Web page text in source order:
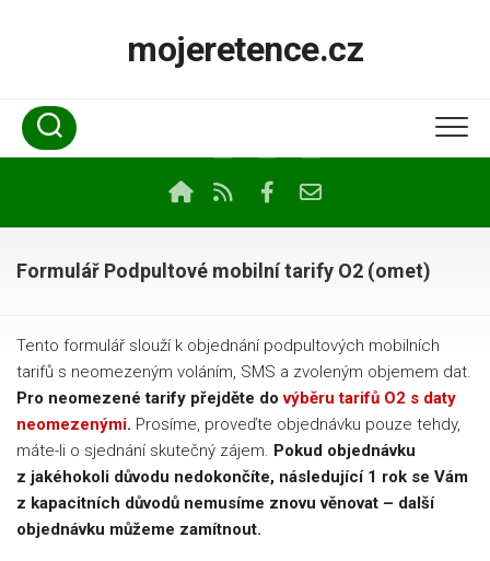
mojeretence.cz
Formulář Podpultové mobilní tarify O2 (omet)
Tento formulář slouží k objednání podpultových mobilních
tarifů s neomezeným voláním, SMS a zvoleným objemem dat.
Pro neomezené tarify přejděte dovýběru tarifů O2 s daty
neomezenými. Prosíme, proveďte objednávku pouze tehdy,
máte-li o sjednání skutečný zájem. Pokud objednávku
z jakéhokoli důvodu nedokončíte, následující 1 rok se Vám
z kapacitních důvodů nemusíme znovu věnovat – další
objednávku můžeme zamítnout.